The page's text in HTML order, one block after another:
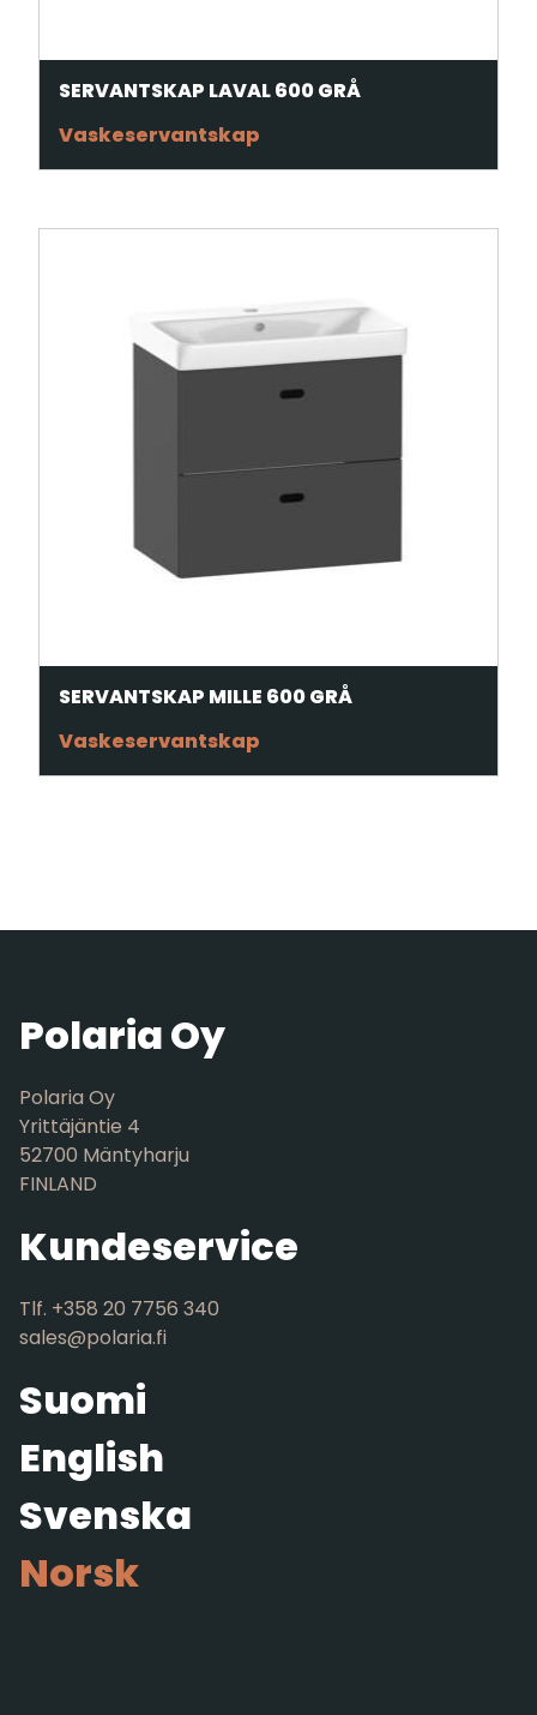
SERVANTSKAP LAVAL 600 GRÅ
Vaskeservantskap
SERVANTSKAP MILLE 600 GRÅ
Vaskeservantskap
Polaria Oy
Polaria Oy
Yrittäjäntie 4
52700 Mäntyharju
FINLAND
Kundeservice
Tlf. +358 20 7756 340
sales@polaria.fi
Suomi
English
Svenska
Norsk